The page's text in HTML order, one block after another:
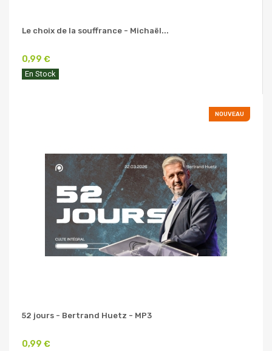
Le choix de la souffrance - Michaël...
0,99 €
En Stock
NOUVEAU
52 jours - Bertrand Huetz - MP3
0,99 €